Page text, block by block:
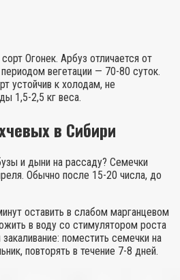
Огонек. Арбуз отличается от
вегетации — 70-80 суток.
устойчив к холодам, не
1,5-2,5 кг веса.
в Сибири
и дыни на рассаду? Семечки
Обычно после 15-20 числа, до
оставить в слабом марганцевом
в воду со стимулятором роста
поместить семечки на
повторять в течение 7-8 дней.